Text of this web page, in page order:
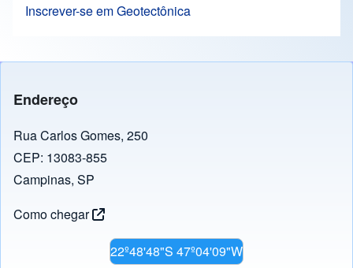
Inscrever-se em Geotectônica
Endereço
Rua Carlos Gomes, 250
CEP: 13083-855
Campinas, SP
Como chegar
22º48'48"S 47º04'09"W